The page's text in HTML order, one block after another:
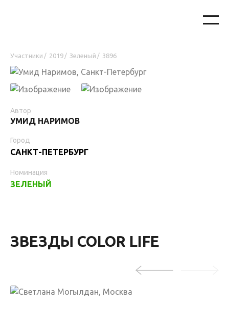
Участники / 2019 / Зеленый / 3896
Автор
УМИД НАРИМОВ
Город
САНКТ-ПЕТЕРБУРГ
Номинация
ЗЕЛЕНЫЙ
ЗВЕЗДЫ COLOR LIFE